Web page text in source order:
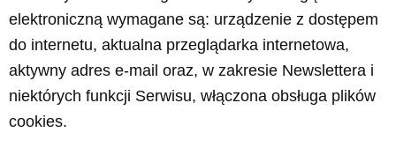
elektroniczną wymagane są: urządzenie z dostępem
do internetu, aktualna przeglądarka internetowa,
aktywny adres e-mail oraz, w zakresie Newslettera i
niektórych funkcji Serwisu, włączona obsługa plików
cookies.